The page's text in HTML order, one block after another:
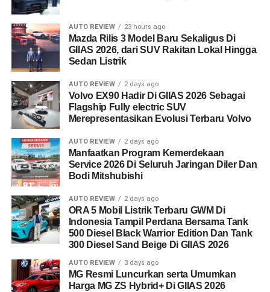
AUTO REVIEW 23 hours ago
Mazda Rilis 3 Model Baru Sekaligus Di
GIIAS 2026, dari SUV Rakitan Lokal Hingga
Sedan Listrik
AUTO REVIEW 2 days ago
Volvo EX90 Hadir Di GIIAS 2026 Sebagai
Flagship Fully electric SUV
Merepresentasikan Evolusi Terbaru Volvo
AUTO REVIEW 2 days ago
Manfaatkan Program Kemerdekaan
Service 2026 Di Seluruh Jaringan Diler Dan
Bodi Mitshubishi
AUTO REVIEW 2 days ago
ORA 5 Mobil Listrik Terbaru GWM Di
Indonesia Tampil Perdana Bersama Tank
500 Diesel Black Warrior Edition Dan Tank
300 Diesel Sand Beige Di GIIAS 2026
AUTO REVIEW 3 days ago
MG Resmi Luncurkan serta Umumkan
Harga MG ZS Hybrid+ Di GIIAS 2026